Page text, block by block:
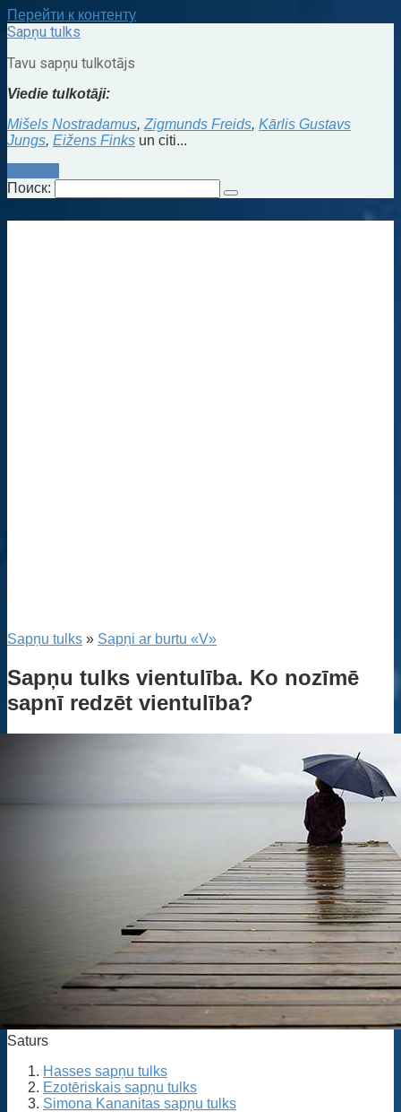
Перейти к контенту
Sapņu tulks
Tavu sapņu tulkotājs
Viedie tulkotāji:
Mišels Nostradamus, Zigmunds Freids, Kārlis Gustavs
Jungs, Eižens Finks un citi...
Kontakti
Поиск:
Sapņu tulks » Sapņi ar burtu «V»
Sapņu tulks vientulība. Ko nozīmē
sapnī redzēt vientulība?
Saturs
Hasses sapņu tulks
Ezotēriskais sapņu tulks
Simona Kananitas sapņu tulks